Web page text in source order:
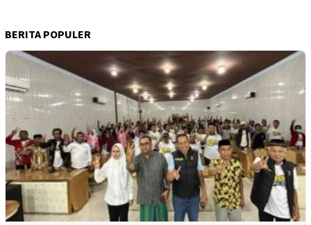
BERITA POPULER